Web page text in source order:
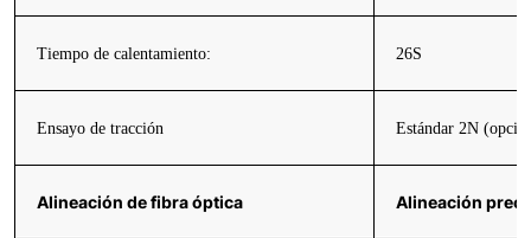
Tiempo de calentamiento: 26S
Ensayo de tracción Estándar 2N
Alineación de fibra óptica Alineación